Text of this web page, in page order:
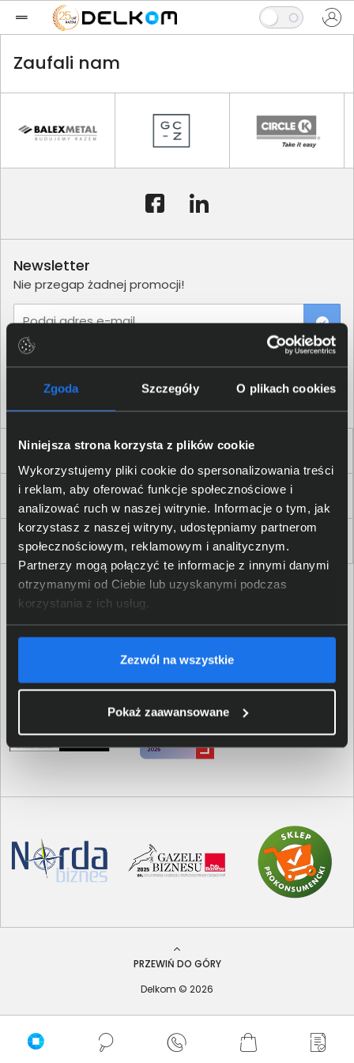
Zgoda Szczegóły O plikach cookies
Niniejsza strona korzysta z plików cookie
Wykorzystujemy pliki cookie do spersonalizowania treści
i reklam, aby oferować funkcje społecznościowe i
analizować ruch w naszej witrynie. Informacje o tym, jak
korzystasz z naszej witryny, udostępniamy partnerom
społecznościowym, reklamowym i analitycznym.
Partnerzy mogą połączyć te informacje z innymi danymi
otrzymanymi od Ciebie lub uzyskanymi podczas
korzystania z ich usług.
Zezwól na wszystkie
Pokaż zaawansowane
Zaufali nam
Dla Firm i Instytucji
Zakupy
Delkom 2000
Newsletter
Nie przegap żadnej promocji!
Podaj adres e-mail
PRZEWIŃ DO GÓRY
Delkom © 2026